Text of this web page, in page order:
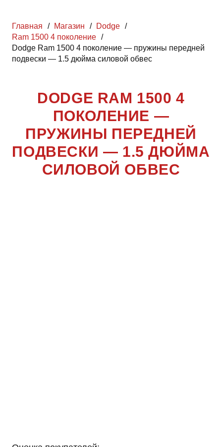
Главная / Магазин / Dodge /
Ram 1500 4 поколение /
Dodge Ram 1500 4 поколение — пружины передней
подвески — 1.5 дюйма силовой обвес
DODGE RAM 1500 4
ПОКОЛЕНИЕ —
ПРУЖИНЫ ПЕРЕДНЕЙ
ПОДВЕСКИ — 1.5 ДЮЙМА
СИЛОВОЙ ОБВЕС